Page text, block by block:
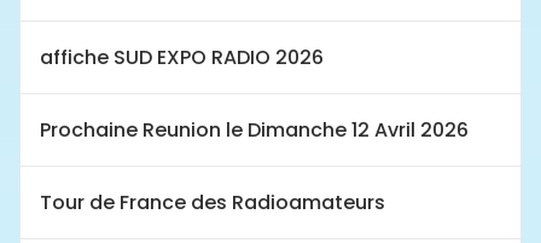
affiche SUD EXPO RADIO 2026
Prochaine Reunion le Dimanche 12 Avril 2026
Tour de France des Radioamateurs